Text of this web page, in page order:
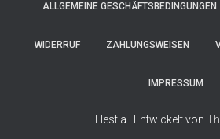
ALLGEMEINE GESCHÄFTSBEDINGUNGEN
WIDERRUF ZAHLUNGSWEISEN
IMPRESSUM
Hestia | Entwickelt von